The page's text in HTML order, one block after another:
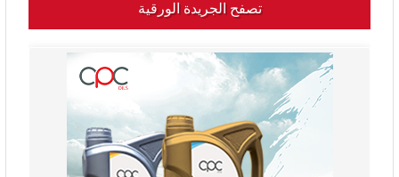
تصفح الجريدة الورقية